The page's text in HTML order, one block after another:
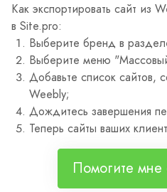
Как экспортировать сайт из
в Site.pro:
Выберите бренд в
Выберите меню
Добавьте список сайтов,
Weebly;
Дождитесь завершения
Теперь сайты ваших
Помогите мне